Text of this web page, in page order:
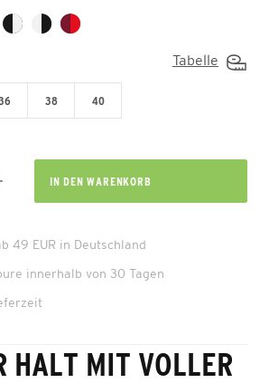
Tabelle
38 40
IN DEN WARENKORB
49 EUR in Deutschland
innerhalb von 30 Tagen
HALT MIT VOLLER